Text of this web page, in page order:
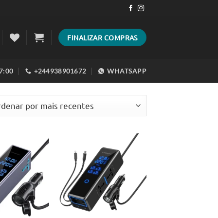
FINALIZAR COMPRAS
+244938901672 WHATSAPP
Adicionar
aos meus
desejos
Adicionar
aos meus
desejos